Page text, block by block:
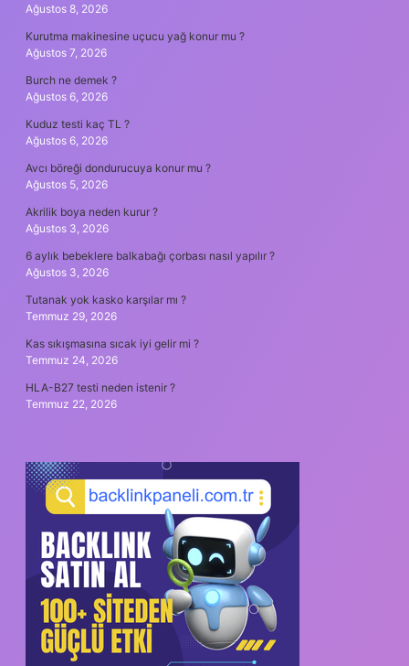
Ağustos 8, 2026
Kurutma makinesine uçucu yağ konur mu ?
Ağustos 7, 2026
Burch ne demek ?
Ağustos 6, 2026
Kuduz testi kaç TL ?
Ağustos 6, 2026
Avcı böreği dondurucuya konur mu ?
Ağustos 5, 2026
Akrilik boya neden kurur ?
Ağustos 3, 2026
6 aylık bebeklere balkabağı çorbası nasıl yapılır ?
Ağustos 3, 2026
Tutanak yok kasko karşılar mı ?
Temmuz 29, 2026
Kas sıkışmasına sıcak iyi gelir mi ?
Temmuz 24, 2026
HLA-B27 testi neden istenir ?
Temmuz 22, 2026